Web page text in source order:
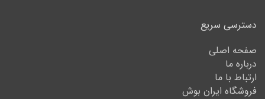
دسترسی سریع
صفحه اصلی
درباره ما
ارتباط با ما
فروشگاه ایران بوش